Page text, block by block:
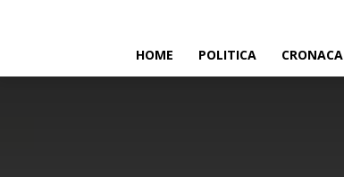
HOME POLITICA CRONACA